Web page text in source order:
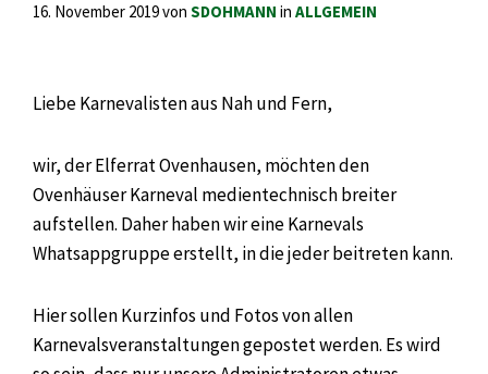
16. November 2019von SDOHMANN in ALLGEMEIN
Liebe Karnevalisten aus Nah und Fern,
wir, der Elferrat Ovenhausen, möchten den
Ovenhäuser Karneval medientechnisch breiter
aufstellen. Daher haben wir eine Karnevals
Whatsappgruppe erstellt, in die jeder beitreten kann.
Hier sollen Kurzinfos und Fotos von allen
Karnevalsveranstaltungen gepostet werden. Es wird